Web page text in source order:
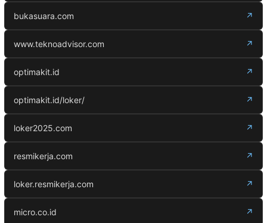
bukasuara.com ↗
www.teknoadvisor.com ↗
optimakit.id ↗
optimakit.id/loker/ ↗
loker2025.com ↗
resmikerja.com ↗
loker.resmikerja.com ↗
micro.co.id ↗